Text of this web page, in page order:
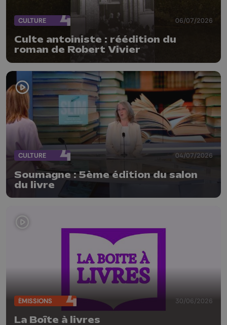
CULTURE 06/07/2026
Culte antoiniste : réédition du
roman de Robert Vivier
CULTURE 04/07/2026
Soumagne : 5ème édition du salon
du livre
ÉMISSIONS 30/06/2026
La Boîte à livres